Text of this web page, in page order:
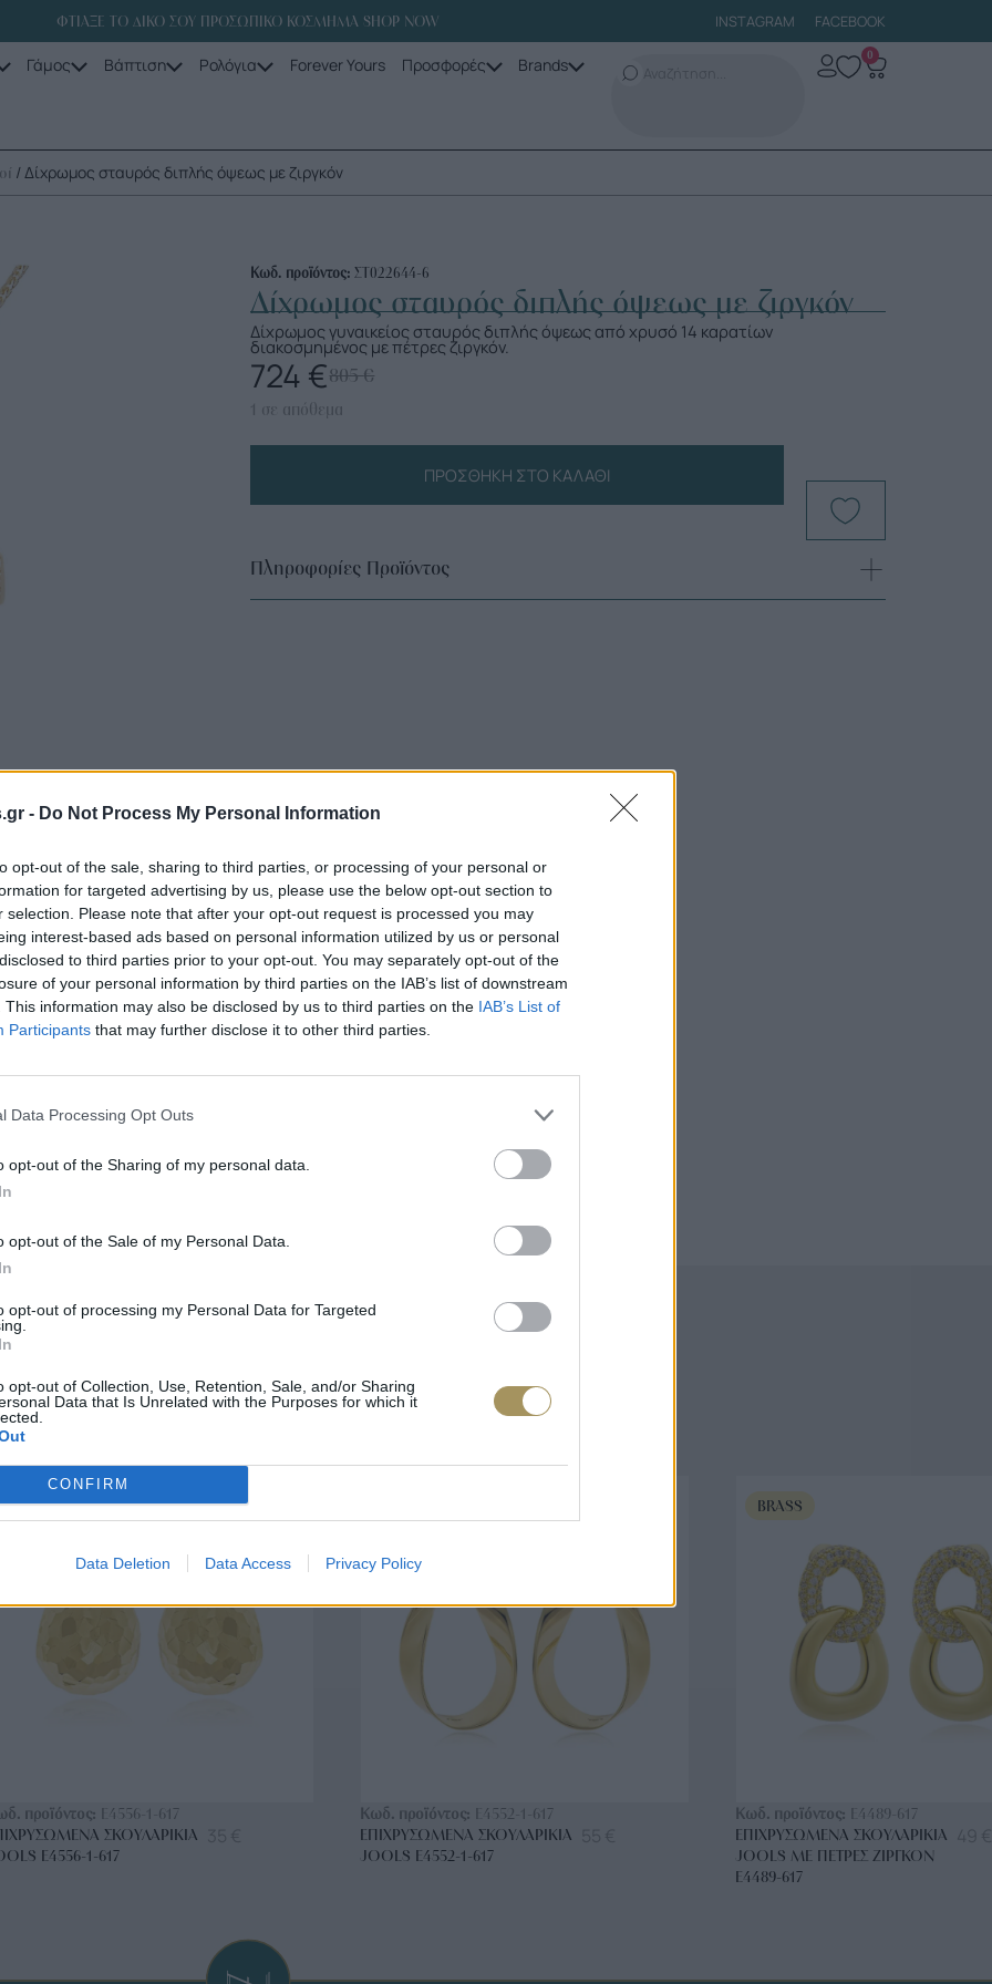
- Do Not Process My Personal Information
opt-out of the sale, sharing to third parties, or processing of your personal or
for targeted advertising by us, please use the below opt-out section to
selection. Please note that after your opt-out request is processed you may
interest-based ads based on personal information utilized by us or personal
to third parties prior to your opt-out. You may separately opt-out of the
of your personal information by third parties on the IAB’s list of downstream
This information may also be disclosed by us to third parties on the IAB’s List of
Participants that may further disclose it to other third parties.
Data Processing Opt Outs
opt-out of the Sharing of my personal data.
opt-out of the Sale of my Personal Data.
opt-out of processing my Personal Data for Targeted
opt-out of Collection, Use, Retention, Sale, and/or Sharing
Data that Is Unrelated with the Purposes for which it
CONFIRM
Data Deletion Data Access Privacy Policy
ΦΤΙΑΞΕ ΤΟ ΔΙΚΟ ΣΟΥ ΠΡΟΣΩΠΙΚΟ ΚΟΣΜΗΜΑ SHOP NOW INSTAGRAM FACEBOOK
Γάμος Βάπτιση Ρολόγια Forever Yours Προσφορές Brands 0
/ Δίχρωμος σταυρός διπλής όψεως με ζιργκόν
Κωδ. προϊόντος:ΣΤ022644-6
Δίχρωμος σταυρός διπλής όψεως με ζιργκόν
Δίχρωμος γυναικείος σταυρός διπλής όψεως από χρυσό 14 καρατίων
διακοσμημένος με πέτρες ζιργκόν.
805€
724 €
1 σε απόθεμα
ΠΡΟΣΘΉΚΗ ΣΤΟ ΚΑΛΆΘΙ
Πληροφορίες Προϊόντος
Που Ταιριάζουν
Εδώ θα βρείτε τις κορυφαίες
την εξαιρετική τους ποιότητα.
BRASS
προϊόντος: E4556-1-617
ΣΚΟΥΛΑΡΊΚΙΑ
E4556-1-617
Κωδ. προϊόντος: E4552-1-617
ΕΠΙΧΡΥΣΩΜΈΝΑ ΣΚΟΥΛΑΡΊΚΙΑ
JOOLS E4552-1-617
BRASS
Κωδ. προϊόντος: E4489-617
ΕΠΙΧΡΥΣΩΜΈΝΑ ΣΚΟΥΛΑΡΊΚΙΑ
JOOLS ΜΕ ΠΈΤΡΕΣ ΖΙΡΓΚΌΝ
E4489-617